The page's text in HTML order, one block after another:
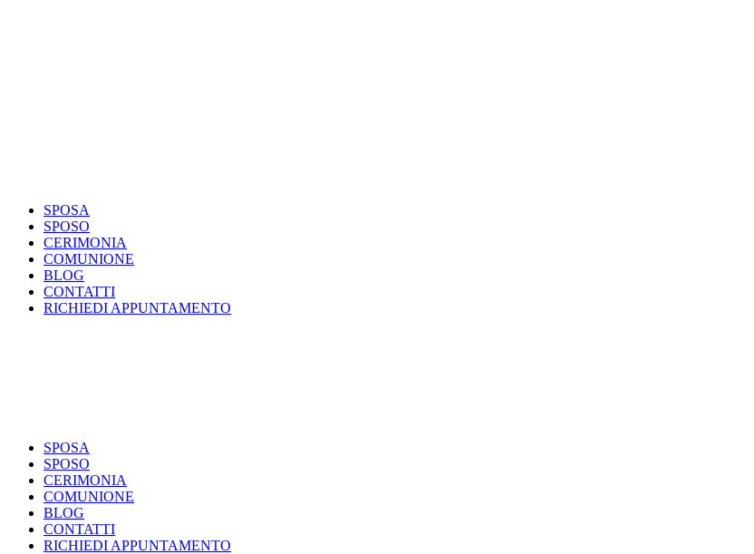
SPOSA
SPOSO
CERIMONIA
COMUNIONE
BLOG
CONTATTI
RICHIEDI APPUNTAMENTO
SPOSA
SPOSO
CERIMONIA
COMUNIONE
BLOG
CONTATTI
RICHIEDI APPUNTAMENTO